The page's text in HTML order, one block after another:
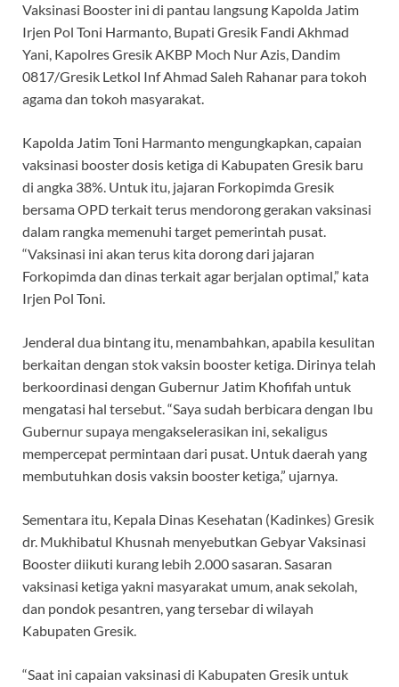
Vaksinasi Booster ini di pantau langsung Kapolda Jatim
Irjen Pol Toni Harmanto, Bupati Gresik Fandi Akhmad
Yani, Kapolres Gresik AKBP Moch Nur Azis, Dandim
0817/Gresik Letkol Inf Ahmad Saleh Rahanar para tokoh
agama dan tokoh masyarakat.
Kapolda Jatim Toni Harmanto mengungkapkan, capaian
vaksinasi booster dosis ketiga di Kabupaten Gresik baru
di angka 38%. Untuk itu, jajaran Forkopimda Gresik
bersama OPD terkait terus mendorong gerakan vaksinasi
dalam rangka memenuhi target pemerintah pusat.
“Vaksinasi ini akan terus kita dorong dari jajaran
Forkopimda dan dinas terkait agar berjalan optimal,” kata
Irjen Pol Toni.
Jenderal dua bintang itu, menambahkan, apabila kesulitan
berkaitan dengan stok vaksin booster ketiga. Dirinya telah
berkoordinasi dengan Gubernur Jatim Khofifah untuk
mengatasi hal tersebut. “Saya sudah berbicara dengan Ibu
Gubernur supaya mengakselerasikan ini, sekaligus
mempercepat permintaan dari pusat. Untuk daerah yang
membutuhkan dosis vaksin booster ketiga,” ujarnya.
Sementara itu, Kepala Dinas Kesehatan (Kadinkes) Gresik
dr. Mukhibatul Khusnah menyebutkan Gebyar Vaksinasi
Booster diikuti kurang lebih 2.000 sasaran. Sasaran
vaksinasi ketiga yakni masyarakat umum, anak sekolah,
dan pondok pesantren, yang tersebar di wilayah
Kabupaten Gresik.
“Saat ini capaian vaksinasi di Kabupaten Gresik untuk